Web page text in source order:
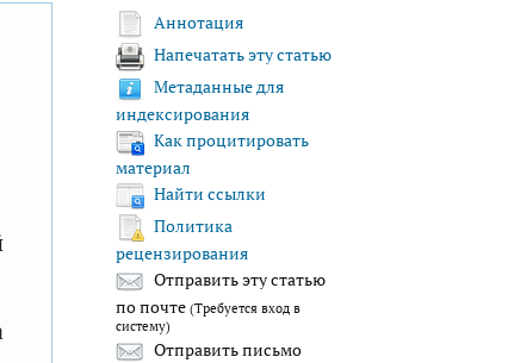
Аннотация
Напечатать эту статью
Метаданные для
индексирования
Как процитировать
материал
Найти ссылки
Политика
рецензирования
Отправить эту статью
по почте (Требуется вход в
систему)
Отправить письмо